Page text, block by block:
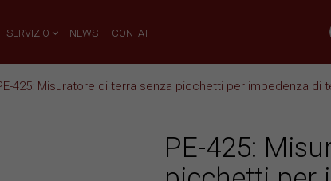
SERVIZIO NEWS CONTATTI
425: Misuratore di terra senza picchetti per impedenza di
PE-425: